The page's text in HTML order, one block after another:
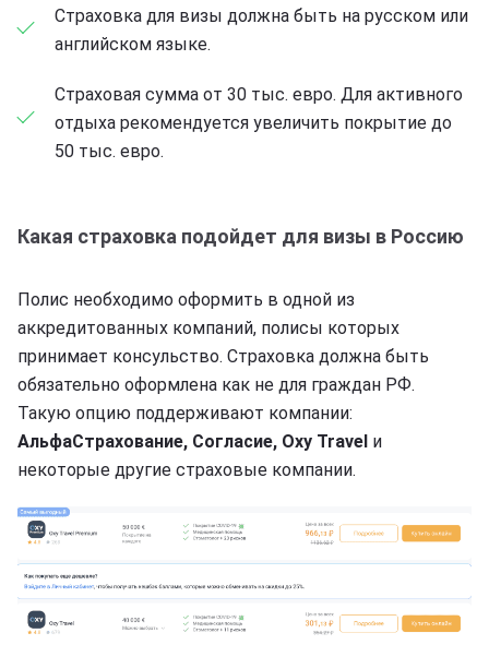
Страховка для визы должна быть на русском или
английском языке.
Страховая сумма от 30 тыс. евро. Для активного
отдыха рекомендуется увеличить покрытие до
50 тыс. евро.
Какая страховка подойдет для визы в Россию
Полис необходимо оформить в одной из
аккредитованных компаний, полисы которых
принимает консульство. Страховка должна быть
обязательно оформлена как не для граждан РФ.
Такую опцию поддерживают компании:
АльфаСтрахование, Согласие, Oxy Travel и
некоторые другие страховые компании.